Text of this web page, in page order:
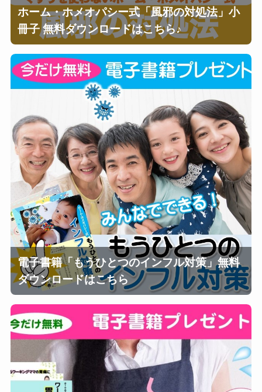
ホーム・ホメオパシー式「風邪の対処法」小
冊子 無料ダウンロードはこちら♪
電子書籍「もうひとつのインフル対策」無料
ダウンロードはこちら